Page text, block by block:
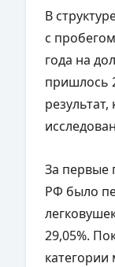
В
с
года на
пришлось
За первые
РФ было
29,05%.